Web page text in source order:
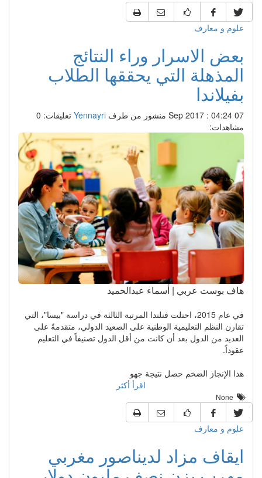
علوم و معارف
بعض الاسرار وراء النتائج
المذهلة التي يحققها الطلاب
بفيلاندا
07 Sep 2017 : 04:24 منشور من طرف Yennayri تعليقات: 0
مشاهدات:
هاف بوست عربي | أسماء عبدالحميد
في عام 2015، احتلت فنلندا المرتبة الثالثة في دراسة "بيسا"، التي
تقارن النظم التعليمية الوطنية على الصعيد الدولي، متقدمةً على
العديد من الدول بعد أن كانت من أقل الدول تصنيفاً في التعليم
عقوداً.
هذا الإنجاز الضخم حصل نتيجة جهو
اقرأ أكثر
علوم و معارف
ايقاف مزاد لديناصور مغربي